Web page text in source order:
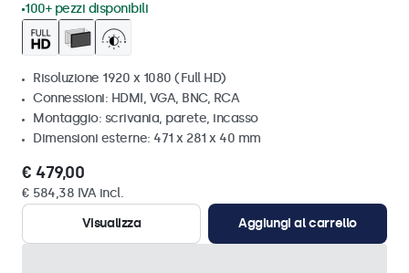
100+ pezzi disponibili
Risoluzione 1920 x 1080 (Full HD)
Connessioni: HDMI, VGA, BNC, RCA
Montaggio: scrivania, parete, incasso
Dimensioni esterne: 471 x 281 x 40 mm
€ 479,00
€ 584,38 IVA incl.
Visualizza
Aggiungi al carrello